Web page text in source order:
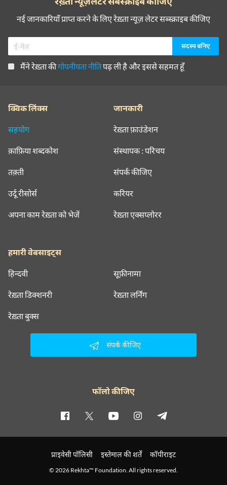
नई जानकारियाँ प्राप्त करने के लिए रेख़्ता न्यूज़ लेटर सब्स्क्राइब कीजिए
मैंने रेख़्ता कीगोपनीयता नीतिपढ़ ली है और इससे सहमत हूँ
क्विक लिंक्स
सहयोग
क़ाफ़िया शब्दकोश
तक़्ती
उर्दू रीसोर्स
अपना काम रेख़्ता को भेजें
जानकारी
रेख़्ता फ़ाउंडेशन
संस्थापक : परिचय
संपर्क कीजिए
करियर
रेख़्ता एक्सप्लोरर
हमारी वेबसाइट्स
हिन्दवी सूफ़ीनामा
रेख़्ता डिक्शनरी रेख़्ता लर्निंग
रेख़्ता बुक्स
संपर्क कीजिए
फॉलो कीजिए
प्राइवेसी पॉलिसी इस्तेमाल की शर्तें कॉपीराइट
© 2026 Rekhta™ Foundation. All rights reserved.